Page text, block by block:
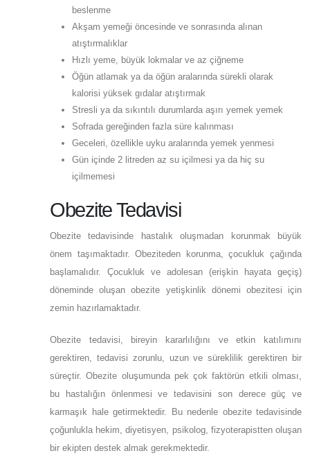
beslenme
Akşam yemeği öncesinde ve sonrasında alınan
atıştırmalıklar
Hızlı yeme, büyük lokmalar ve az çiğneme
Öğün atlamak ya da öğün aralarında sürekli olarak
kalorisi yüksek gıdalar atıştırmak
Stresli ya da sıkıntılı durumlarda aşırı yemek yemek
Sofrada gereğinden fazla süre kalınması
Geceleri, özellikle uyku aralarında yemek yenmesi
Gün içinde 2 litreden az su içilmesi ya da hiç su
içilmemesi
Obezite Tedavisi
Obezite tedavisinde hastalık oluşmadan korunmak büyük
önem taşımaktadır. Obeziteden korunma, çocukluk çağında
başlamalıdır. Çocukluk ve adolesan (erişkin hayata geçiş)
döneminde oluşan obezite yetişkinlik dönemi obezitesi için
zemin hazırlamaktadır.
Obezite tedavisi, bireyin kararlılığını ve etkin katılımını
gerektiren, tedavisi zorunlu, uzun ve süreklilik gerektiren bir
süreçtir. Obezite oluşumunda pek çok faktörün etkili olması,
bu hastalığın önlenmesi ve tedavisini son derece güç ve
karmaşık hale getirmektedir. Bu nedenle obezite tedavisinde
çoğunlukla hekim, diyetisyen, psikolog, fizyoterapistten oluşan
bir ekipten destek almak gerekmektedir.